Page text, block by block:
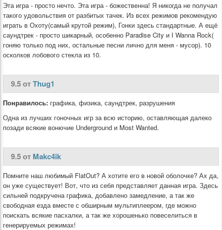
Эта игра - просто нечто. Эта игра - божественна! Я никогда не получал
такого удовольствия от разбитых тачек. Из всех режимов рекомендую
играть в Охоту(самый крутой режим), Гонки здесь стандартные. А ещё
саундтрек - просто шикарный, особенно Paradise City и I Wanna Rock(
гоняю только под них, остальные песни лично для меня - мусор). 10
осколков лобового стекла из 10.
9.5 отThug1
Понравилось: графика, физика, саундтрек, разрушения
Одна из лучших гоночных игр за всю историю, оставляющая далеко
позади всякие вонючие Underground и Most Wanted.
9.5 от Makc4ik
Помните наш любимый FlatOut? А хотите его в новой оболочке? Ах да,
он уже существует! Вот, что из себя представляет данная игра. Здесь
сильней подкручена графика, добавлено замедление, а так же
свободная езда вместе с обширным мультиплеером, где можно
поискать всякие пасхалки, а так же хорошенько повеселиться в
генерируемых режимах!